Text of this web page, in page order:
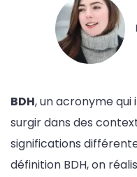
BDH, un acronyme
surgir dans des
significations
définition BDH, on